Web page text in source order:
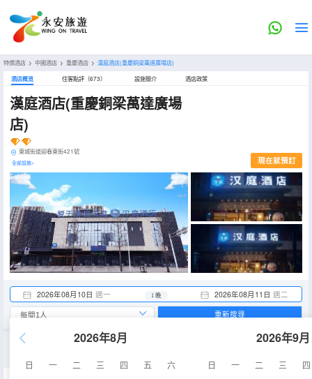
特價酒店 > 中國酒店 > 重慶酒店 > 漢庭酒店(重慶銅梁萬達廣場店)
酒店概览 住客點評（673） 設施簡介 酒店政策
漢庭酒店(重慶銅梁萬達廣場
店)
東城街道迎春東街421號
全部設施> 現在就預訂
2026年08月10日 週一 2026年08月11日 週二
1 晚
2026年8月
日 一 二 三 四 五
六
2026年9月
日 一 二 三
四
重新搜尋